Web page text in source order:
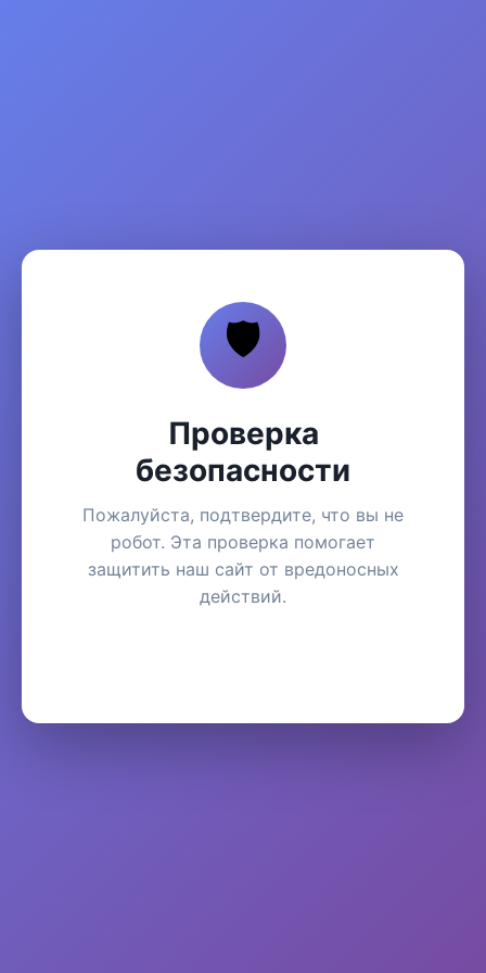
🛡️
Проверка
безопасности
Пожалуйста, подтвердите, что вы не
робот. Эта проверка помогает
защитить наш сайт от вредоносных
действий.